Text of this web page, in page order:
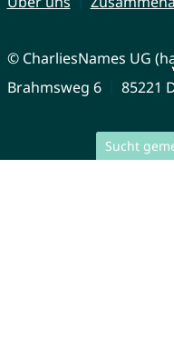
Sucht
© CharliesNames UG
Brahmsweg 6
85221